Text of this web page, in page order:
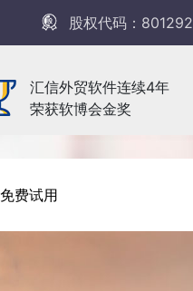
股权代码：801292
汇信外贸软件连续4年
荣获软博会金奖
免费试用